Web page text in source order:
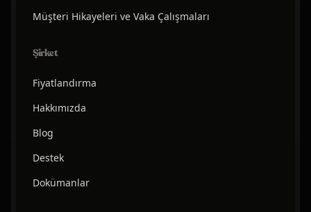
Müşteri Hikayeleri ve Vaka Çalışmaları
Şirket
Fiyatlandırma
Hakkımızda
Blog
Destek
Dokümanlar